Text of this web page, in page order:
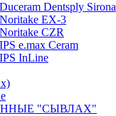
Dentsply Sirona
EX-3
CZR
e.max Ceram
InLine
"СЫВЛАХ"